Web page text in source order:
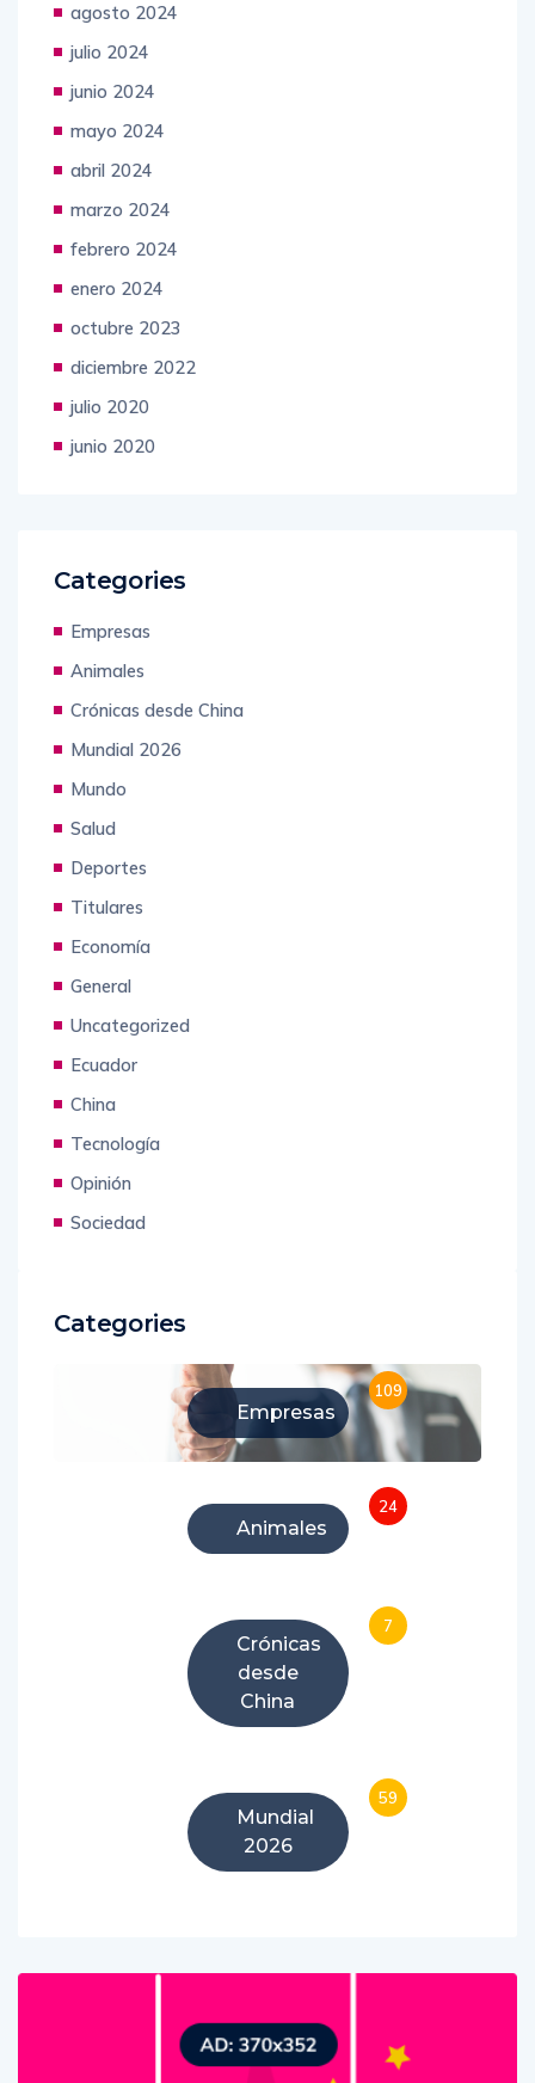
agosto 2024
julio 2024
junio 2024
mayo 2024
abril 2024
marzo 2024
febrero 2024
enero 2024
octubre 2023
diciembre 2022
julio 2020
junio 2020
Categories
Empresas
Animales
Crónicas desde China
Mundial 2026
Mundo
Salud
Deportes
Titulares
Economía
General
Uncategorized
Ecuador
China
Tecnología
Opinión
Sociedad
Categories
Empresas
109
Animales
24
Crónicas
desde
China
7
Mundial
2026
59